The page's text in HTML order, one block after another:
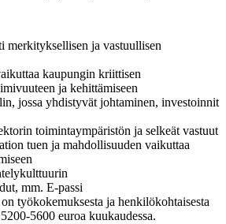
merkityksellisen ja vastuullisen
kaupungin kriittisen
ja kehittämiseen
jossa yhdistyvät johtaminen, investoinnit
toimintaympäristön ja selkeät vastuut
tuen ja mahdollisuuden vaikuttaa
mm. E-passi
työkokemuksesta ja henkilökohtaisesta
5600 euroa kuukaudessa.